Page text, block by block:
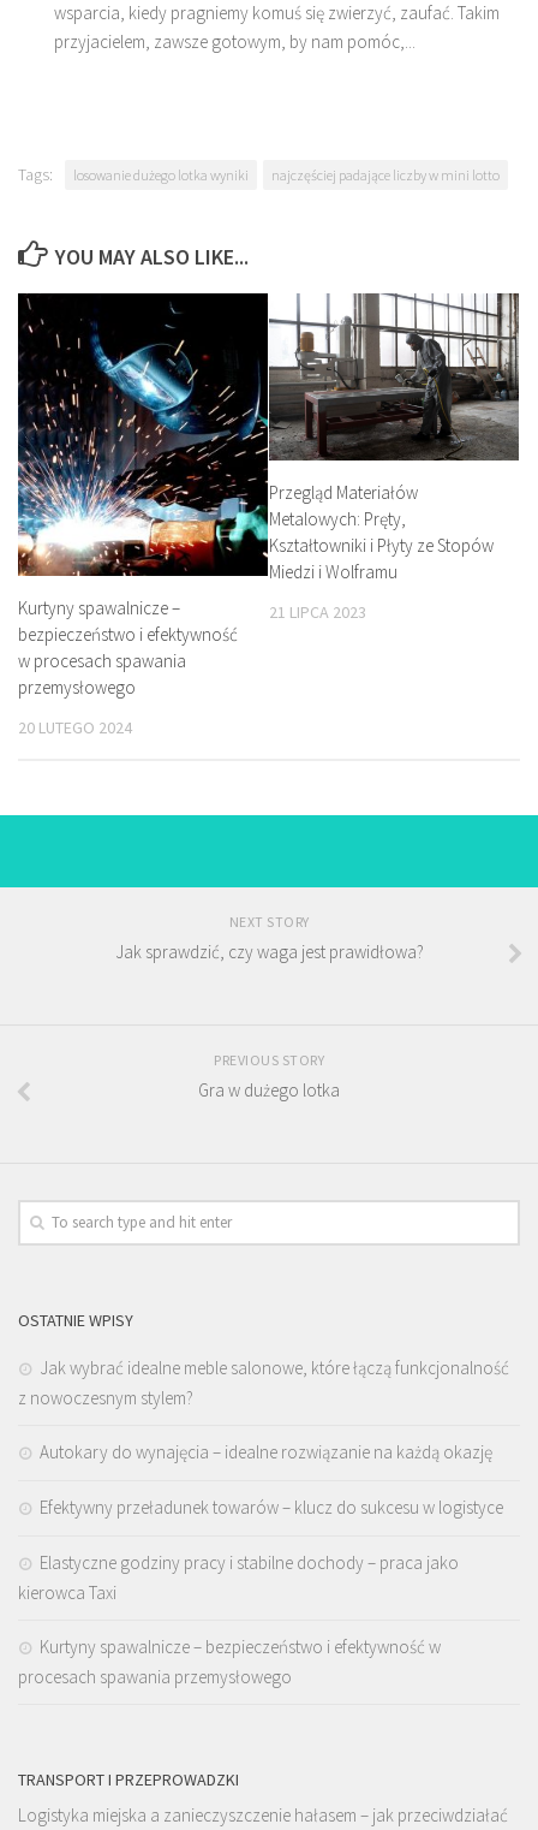
wsparcia, kiedy pragniemy komuś się zwierzyć, zaufać. Takim
przyjacielem, zawsze gotowym, by nam pomóc,...
Tags: losowanie dużego lotka wyniki najczęściej padające liczby w mini lotto
YOU MAY ALSO LIKE...
Kurtyny spawalnicze –
bezpieczeństwo i efektywność
w procesach spawania
przemysłowego
20 LUTEGO 2024
Przegląd Materiałów
Metalowych: Pręty,
Kształtowniki i Płyty ze Stopów
Miedzi i Wolframu
21 LIPCA 2023
NEXT STORY
Jak sprawdzić, czy waga jest prawidłowa?
PREVIOUS STORY
Gra w dużego lotka
OSTATNIE WPISY
Jak wybrać idealne meble salonowe, które łączą funkcjonalność
z nowoczesnym stylem?
Autokary do wynajęcia – idealne rozwiązanie na każdą okazję
Efektywny przeładunek towarów – klucz do sukcesu w logistyce
Elastyczne godziny pracy i stabilne dochody – praca jako
kierowca Taxi
Kurtyny spawalnicze – bezpieczeństwo i efektywność w
procesach spawania przemysłowego
TRANSPORT I PRZEPROWADZKI
Logistyka miejska a zanieczyszczenie hałasem – jak przeciwdziałać